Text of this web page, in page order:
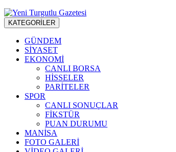
KATEGORİLER
GÜNDEM
SİYASET
EKONOMİ
CANLI BORSA
HİSSELER
PARİTELER
SPOR
CANLI SONUÇLAR
FİKSTÜR
PUAN DURUMU
MANİSA
FOTO GALERİ